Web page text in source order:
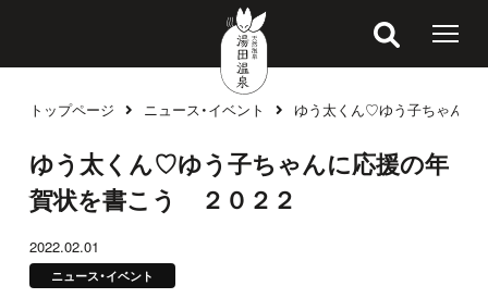
トップページ ニュース・イベント ゆう太くん♡ゆう子ちゃんに
ブログ
ゆう太くん♡ゆう子ちゃんに応援の年
賀状を書こう ２０２２
2022.02.01
ニュース・イベント